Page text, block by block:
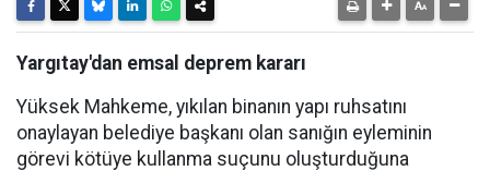
Yargıtay'dan emsal deprem kararı
Yüksek Mahkeme, yıkılan binanın yapı ruhsatını
onaylayan belediye başkanı olan sanığın eyleminin
görevi kötüye kullanma suçunu oluşturduğuna